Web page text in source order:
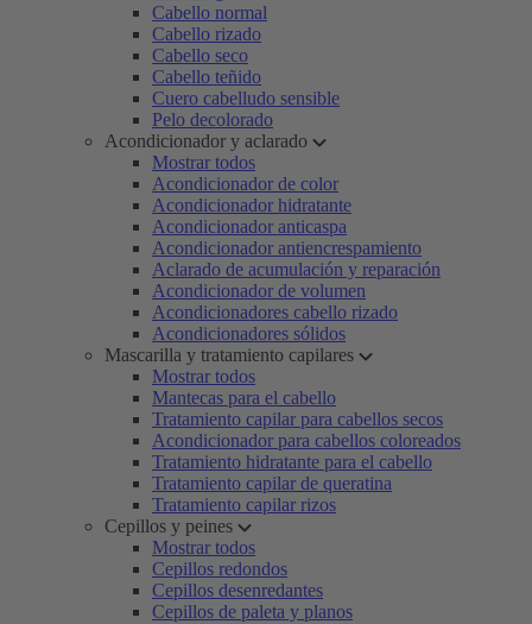
Cabello normal
Cabello rizado
Cabello seco
Cabello teñido
Cuero cabelludo sensible
Pelo decolorado
Acondicionador y aclarado
Mostrar todos
Acondicionador de color
Acondicionador hidratante
Acondicionador anticaspa
Acondicionador antiencrespamiento
Aclarado de acumulación y reparación
Acondicionador de volumen
Acondicionadores cabello rizado
Acondicionadores sólidos
Mascarilla y tratamiento capilares
Mostrar todos
Mantecas para el cabello
Tratamiento capilar para cabellos secos
Acondicionador para cabellos coloreados
Tratamiento hidratante para el cabello
Tratamiento capilar de queratina
Tratamiento capilar rizos
Cepillos y peines
Mostrar todos
Cepillos redondos
Cepillos desenredantes
Cepillos de paleta y planos